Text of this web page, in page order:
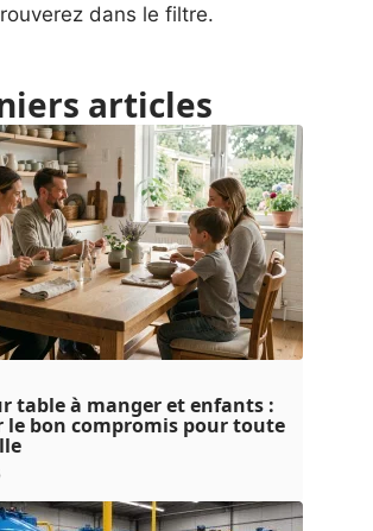
dans le filtre.
articles
table à manger et enfants :
le bon compromis pour toute